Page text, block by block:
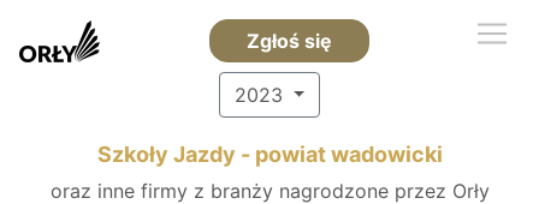
Zgłoś się
2023
Szkoły Jazdy - powiat wadowicki
oraz inne firmy z branży nagrodzone przez Orły